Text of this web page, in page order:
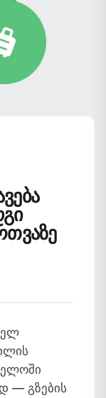
— გზების